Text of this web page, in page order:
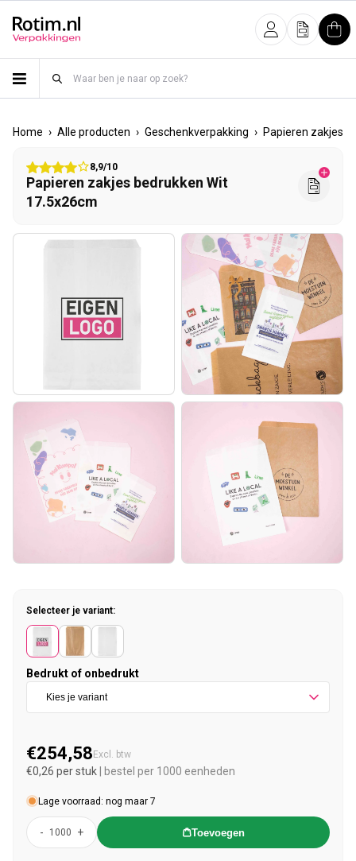
InloggenOfferte
Home › Alle producten › Geschenkverpakking › Papieren zakjes
8,9/10
Papieren zakjes bedrukken Wit
17.5x26cm
Selecteer je variant:
Bedrukt of onbedrukt
Normale prijs
€254,58 Excl. btw
€0,26 per stuk | bestel per 1000 eenheden
Lage voorraad: nog maar 7
- + Toevoegen